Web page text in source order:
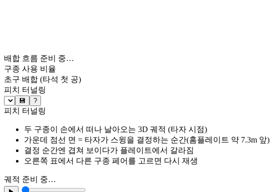
배합 흐름 준비 중…
구종 사용 비율
초구 배합 (타석 첫 공)
피치 터널링
💾 ?
피치 터널링
두 구종이 손에서 떠나 날아오는 3D 궤적 (타자 시점)
가운데 점선 면 = 타자가 스윙을 결정하는 순간(홈플레이트 약 7.3m 앞)
결정 순간엔 겹쳐 보이다가 플레이트에서 갈라짐
오른쪽 표에서 다른 구종 페어를 고르면 다시 재생
궤적 준비 중…